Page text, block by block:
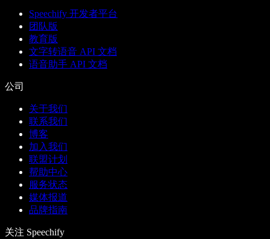
Speechify 开发者平台
团队版
教育版
文字转语音 API 文档
语音助手 API 文档
公司
关于我们
联系我们
博客
加入我们
联盟计划
帮助中心
服务状态
媒体报道
品牌指南
关注 Speechify